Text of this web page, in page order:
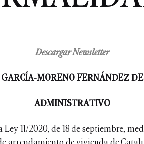
Descargar Newsletter
MORENO FERNÁNDEZ
ADMINISTRATIVO
11/2020, de 18 de septiembre,